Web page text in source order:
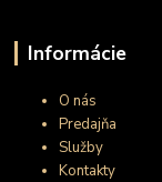
Informácie
O nás
Predajňa
Služby
Kontakty